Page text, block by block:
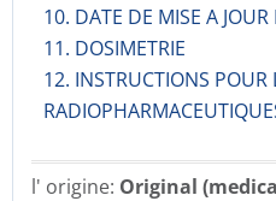
10. DATE DE MISE A JOUR
11. DOSIMETRIE
12. INSTRUCTIONS POUR
l' origine: Original